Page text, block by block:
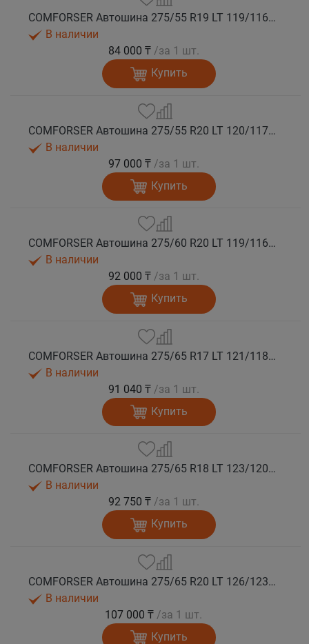
COMFORSER Автошина 275/55 R19 LT 119/116S CF1100 10PR RWL лето
В наличии
84 000 ₸ /за 1 шт.
Купить
COMFORSER Автошина 275/55 R20 LT 120/117S CF1100 10PR RWL лето
В наличии
97 000 ₸ /за 1 шт.
Купить
COMFORSER Автошина 275/60 R20 LT 119/116S CF1100 8PR RWL лето
В наличии
92 000 ₸ /за 1 шт.
Купить
COMFORSER Автошина 275/65 R17 LT 121/118S CF1100 10PR RWL лето
В наличии
91 040 ₸ /за 1 шт.
Купить
COMFORSER Автошина 275/65 R18 LT 123/120S CF1100 10PR RWL лето
В наличии
92 750 ₸ /за 1 шт.
Купить
COMFORSER Автошина 275/65 R20 LT 126/123S CF1100 10PR RWL лето
В наличии
107 000 ₸ /за 1 шт.
Купить